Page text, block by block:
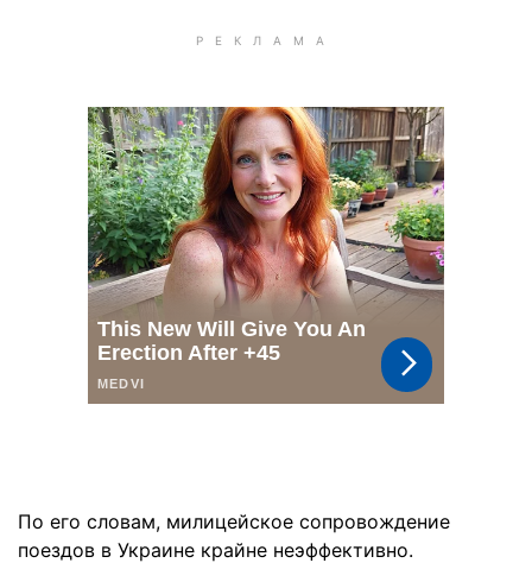
По его словам, милицейское сопровождение
поездов в Украине крайне неэффективно.